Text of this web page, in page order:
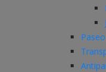
Paseo